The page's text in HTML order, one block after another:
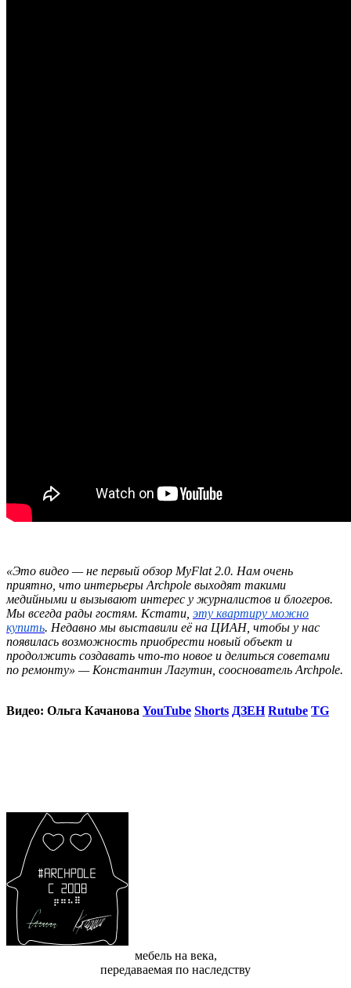
«Это видео — не первый обзор MyFlat 2.0. Нам очень
приятно, что интерьеры Archpole выходят такими
медийными и вызывают интерес у журналистов и блогеров.
Мы всегда рады гостям. Кстати, эту квартиру можно
купить. Недавно мы выставили её на ЦИАН, чтобы у нас
появилась возможность приобрести новый объект и
продолжить создавать что-то новое и делиться советами
по ремонту» — Константин Лагутин, сооснователь Archpole.
Видео: Ольга Качанова YouTube Shorts ДЗЕН Rutube TG
мебель на века,
передаваемая по наследству